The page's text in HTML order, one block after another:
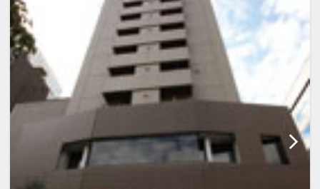
※旅行代金に含まれます。
「食事なしプラン」と「朝食付プラン」
をご用意しています。
●「食事なしプラン」と「朝食付プラ
ン」を掲載しています。
※ご覧のページがどちらかを
件】の項目でご確認のうえ、予約にお進
み下さい。